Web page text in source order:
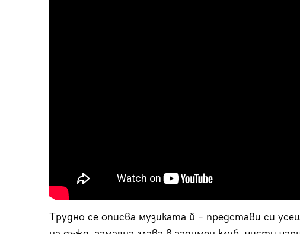
Трудно се описва музиката й – представи си